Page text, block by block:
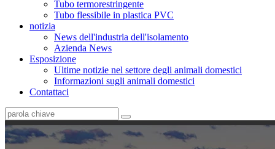
Tubo termorestringente
Tubo flessibile in plastica PVC
notizia
News dell'industria dell'isolamento
Azienda News
Esposizione
Ultime notizie nel settore degli animali domestici
Informazioni sugli animali domestici
Contattaci